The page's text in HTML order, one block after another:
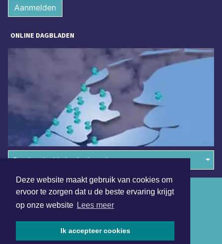
Deze website maakt gebruik van cookies om
ervoor te zorgen dat u de beste ervaring krijgt
op onze website Lees meer
Ik accepteer cookies
Aanmelden
ONLINE DAGBLADEN
Overige dagbladen in de regio
Algemene voorwaarden
Disclaimer